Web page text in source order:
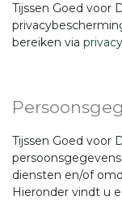
Tijssen Goed voor
bereiken via
Tijssen Goed voor
diensten en/of
Hieronder vindt u